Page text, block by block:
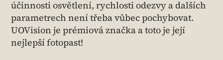
účinnosti osvětlení, rychlosti odezvy a dalších
parametrech není třeba vůbec pochybovat.
UOVision je prémiová značka a toto je její
nejlepší fotopast!